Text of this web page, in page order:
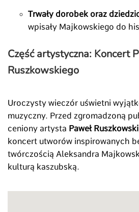
Trwały dorobek oraz
wpisały Majkowskiego do
Część artystyczna: Koncert
Ruszkowskiego
Uroczysty wieczór uświetni
muzyczny. Przed zgromadzoną
ceniony artysta Paweł Ruszkowski
koncert utworów inspirowanych
twórczością Aleksandra
kulturą kaszubską.